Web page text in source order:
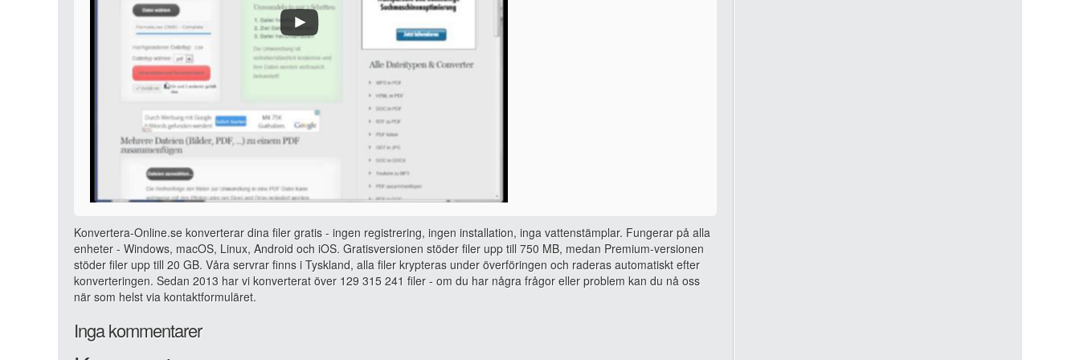
Konvertera-Online.se konverterar dina filer gratis - ingen registrering, ingen installation, inga vattenstämplar. Fungerar på alla
enheter - Windows, macOS, Linux, Android och iOS. Gratisversionen stöder filer upp till 750 MB, medan Premium-versionen
stöder filer upp till 20 GB. Våra servrar finns i Tyskland, alla filer krypteras under överföringen och raderas automatiskt efter
konverteringen. Sedan 2013 har vi konverterat över 129 315 241 filer - om du har några frågor eller problem kan du nå oss
när som helst via kontaktformuläret.
Inga kommentarer